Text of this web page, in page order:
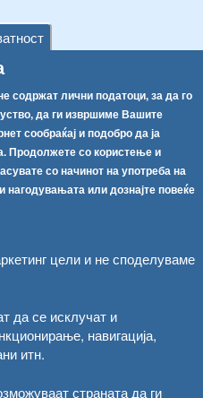
содржат лични податоци, за да го
да ги извршиме Вашите
сообраќај и подобро да ја
Продолжете со користење и
со начинот на употреба на
нагодувањата или дознајте повеќе
цели и не споделуваме
да се исклучат и
навигација,
итн.
страната да ги